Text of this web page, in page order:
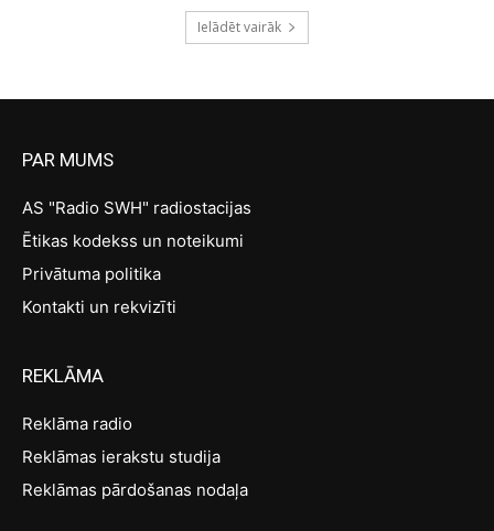
Ielādēt vairāk
PAR MUMS
AS "Radio SWH" radiostacijas
Ētikas kodekss un noteikumi
Privātuma politika
Kontakti un rekvizīti
REKLĀMA
Reklāma radio
Reklāmas ierakstu studija
Reklāmas pārdošanas nodaļa